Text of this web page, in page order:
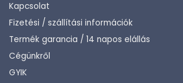
Kapcsolat
Fizetési / szállítási információk
Termék garancia / 14 napos elállás
Cégünkről
GYIK